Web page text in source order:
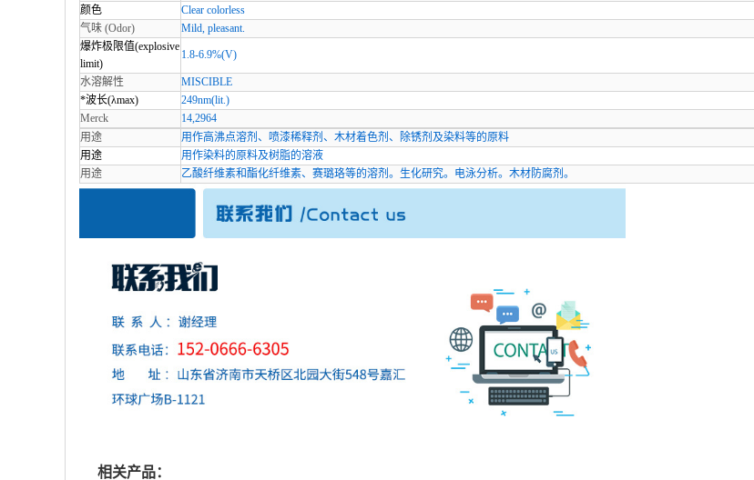
颜色
Clear colorless
气味 (Odor)
Mild, pleasant.
爆炸极限值(explosive
limit)
1.8-6.9%(V)
水溶解性
MISCIBLE
*波长(λmax)
249nm(lit.)
Merck
14,2964
用途
用作高沸点溶剂、喷漆稀释剂、木材着色剂、除锈剂及染料等的原料
用途
用作染料的原料及树脂的溶液
用途
乙酸纤维素和酯化纤维素、赛璐珞等的溶剂。生化研究。电泳分析。木材防腐剂。
相关产品：